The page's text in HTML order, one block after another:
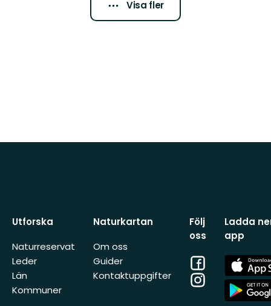
Visa fler
Utforska
Naturreservat
Leder
Län
Kommuner
Naturkartan
Om oss
Guider
Kontaktuppgifter
Följ
oss
Facebook
Instagram
Ladda
app
App
Store
App
Store